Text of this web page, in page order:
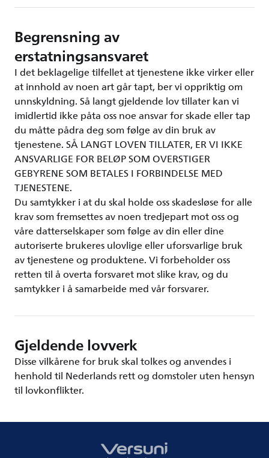
Begrensning av
erstatningsansvaret
I det beklagelige tilfellet at tjenestene ikke virker eller
at innhold av noen art går tapt, ber vi oppriktig om
unnskyldning. Så langt gjeldende lov tillater kan vi
imidlertid ikke påta oss noe ansvar for skade eller tap
du måtte pådra deg som følge av din bruk av
tjenestene. SÅ LANGT LOVEN TILLATER, ER VI IKKE
ANSVARLIGE FOR BELØP SOM OVERSTIGER
GEBYRENE SOM BETALES I FORBINDELSE MED
TJENESTENE.
Du samtykker i at du skal holde oss skadesløse for alle
krav som fremsettes av noen tredjepart mot oss og
våre datterselskaper som følge av din eller dine
autoriserte brukeres ulovlige eller uforsvarlige bruk
av tjenestene og produktene. Vi forbeholder oss
retten til å overta forsvaret mot slike krav, og du
samtykker i å samarbeide med vår forsvarer.
Gjeldende lovverk
Disse vilkårene for bruk skal tolkes og anvendes i
henhold til Nederlands rett og domstoler uten hensyn
til lovkonflikter.